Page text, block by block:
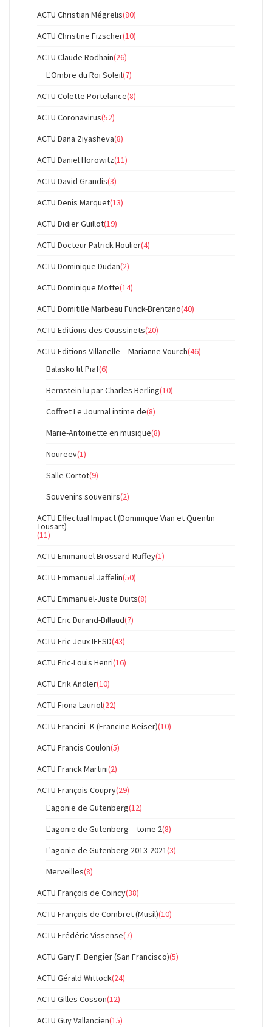
ACTU Christian Mégrelis(80)
ACTU Christine Fizscher(10)
ACTU Claude Rodhain(26)
L'Ombre du Roi Soleil(7)
ACTU Colette Portelance(8)
ACTU Coronavirus(52)
ACTU Dana Ziyasheva(8)
ACTU Daniel Horowitz(11)
ACTU David Grandis(3)
ACTU Denis Marquet(13)
ACTU Didier Guillot(19)
ACTU Docteur Patrick Houlier(4)
ACTU Dominique Dudan(2)
ACTU Dominique Motte(14)
ACTU Domitille Marbeau Funck-Brentano(40)
ACTU Editions des Coussinets(20)
ACTU Editions Villanelle – Marianne Vourch(46)
Balasko lit Piaf(6)
Bernstein lu par Charles Berling(10)
Coffret Le Journal intime de(8)
Marie-Antoinette en musique(8)
Noureev(1)
Salle Cortot(9)
Souvenirs souvenirs(2)
ACTU Effectual Impact (Dominique Vian et Quentin
Tousart)
(11)
ACTU Emmanuel Brossard-Ruffey(1)
ACTU Emmanuel Jaffelin(50)
ACTU Emmanuel-Juste Duits(8)
ACTU Eric Durand-Billaud(7)
ACTU Eric Jeux IFESD(43)
ACTU Eric-Louis Henri(16)
ACTU Erik Andler(10)
ACTU Fiona Lauriol(22)
ACTU Francini_K (Francine Keiser)(10)
ACTU Francis Coulon(5)
ACTU Franck Martini(2)
ACTU François Coupry(29)
L'agonie de Gutenberg(12)
L'agonie de Gutenberg – tome 2(8)
L'agonie de Gutenberg 2013-2021(3)
Merveilles(8)
ACTU François de Coincy(38)
ACTU François de Combret (Musil)(10)
ACTU Frédéric Vissense(7)
ACTU Gary F. Bengier (San Francisco)(5)
ACTU Gérald Wittock(24)
ACTU Gilles Cosson(12)
ACTU Guy Vallancien(15)